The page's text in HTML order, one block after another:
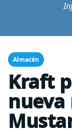
Almacén
Kraft
nueva